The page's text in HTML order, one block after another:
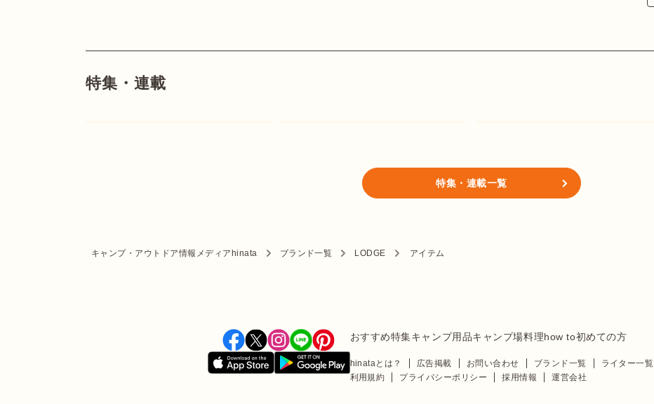
特集・連載
特集・連載一覧
キャンプ・アウトドア情報メディアhinata ブランド一覧 LODGE アイテム
おすすめ特集キャンプ用品キャンプ場料理how to初めての方
hinataとは？ 広告掲載 お問い合わせ ブランド一覧 ライター一覧
利用規約
プライバシーポリシー 採用情報 運営会社